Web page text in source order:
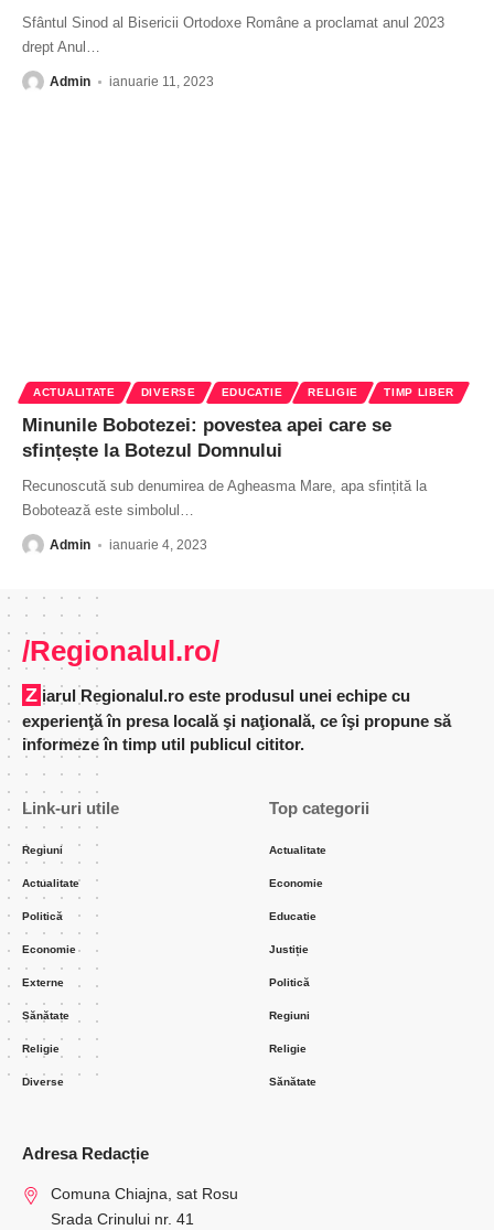
Sfântul Sinod al Bisericii Ortodoxe Române a proclamat anul 2023
drept Anul …
Admin ianuarie 11, 2023
ACTUALITATE DIVERSE EDUCATIE RELIGIE TIMP LIBER
Minunile Bobotezei: povestea apei care se
sfințește la Botezul Domnului
Recunoscută sub denumirea de Agheasma Mare, apa sfințită la
Bobotează este simbolul …
Admin ianuarie 4, 2023
/Regionalul.ro/
Ziarul Regionalul.ro este produsul unei echipe cu
experienţă în presa locală şi naţională, ce îşi propune să
informeze în timp util publicul cititor.
Link-uri utile
Regiuni
Actualitate
Politică
Economie
Externe
Sănătate
Religie
Diverse
Top categorii
Actualitate
Economie
Educatie
Justiție
Politică
Regiuni
Religie
Sănătate
Adresa Redacție
Comuna Chiajna, sat Rosu
Srada Crinului nr. 41